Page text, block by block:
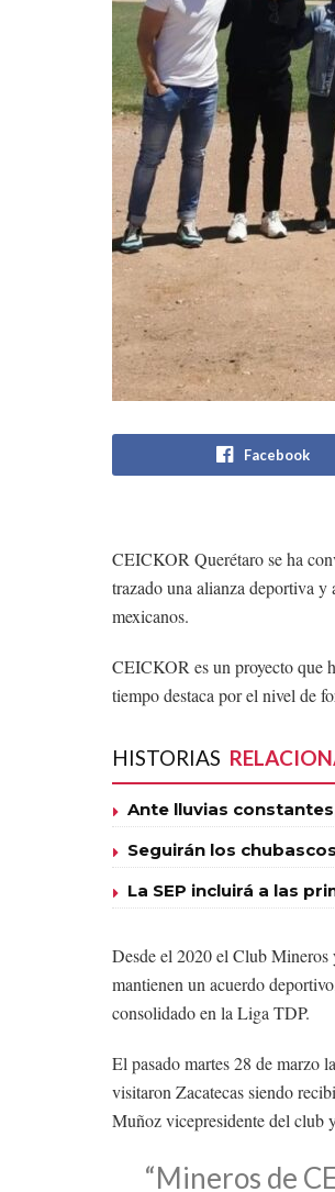
Facebook
CEICKOR Querétaro se ha
trazado una alianza deportiva y
mexicanos.
CEICKOR es un proyecto que
tiempo destaca por el nivel de
HISTORIAS
Ante lluvias
Seguirán los
La SEP incluirá a las
Desde el 2020 el Club
mantienen un acuerdo
consolidado en la Liga TDP.
El pasado martes 28 de marzo
visitaron Zacatecas siendo
Muñoz vicepresidente del club
“Mineros de